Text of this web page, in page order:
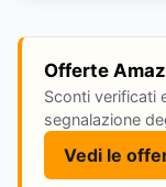
Offerte
Sconti verificati
segnalazione
Vedi le